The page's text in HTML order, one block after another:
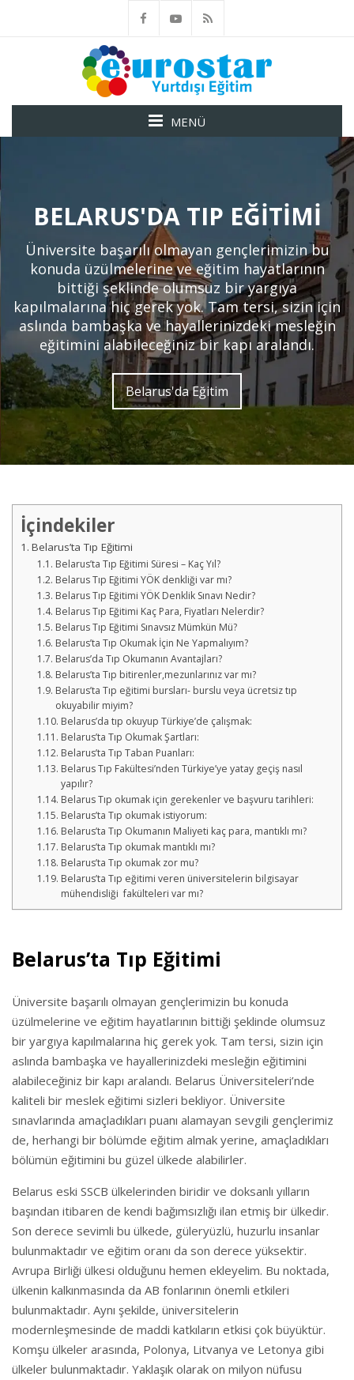
MENÜ
BELARUS'DA TIP EĞITIMI
Üniversite başarılı olmayan gençlerimizin bu
konuda üzülmelerine ve eğitim hayatlarının
bittiği şeklinde olumsuz bir yargıya
kapılmalarına hiç gerek yok. Tam tersi, sizin için
aslında bambaşka ve hayallerinizdeki mesleğin
eğitimini alabileceğiniz bir kapı aralandı.
Belarus'da Eğitim
İçindekiler
Belarus’ta Tıp Eğitimi
Belarus’ta Tıp Eğitimi Süresi – Kaç Yıl?
Belarus Tıp Eğitimi YÖK denkliği var mı?
Belarus Tıp Eğitimi YÖK Denklik Sınavı Nedir?
Belarus Tıp Eğitimi Kaç Para, Fiyatları Nelerdir?
Belarus Tıp Eğitimi Sınavsız Mümkün Mü?
Belarus’ta Tıp Okumak İçin Ne Yapmalıyım?
Belarus’da Tıp Okumanın Avantajları?
Belarus’ta Tıp bitirenler,mezunlarınız var mı?
Belarus’ta Tıp eğitimi bursları- burslu veya ücretsiz tıp
okuyabilir miyim?
Belarus’da tıp okuyup Türkiye’de çalışmak:
Belarus’ta Tıp Okumak Şartları:
Belarus’ta Tıp Taban Puanları:
Belarus Tıp Fakültesi’nden Türkiye’ye yatay geçiş nasıl
yapılır?
Belarus Tıp okumak için gerekenler ve başvuru tarihleri:
Belarus’ta Tıp okumak istiyorum:
Belarus’ta Tıp Okumanın Maliyeti kaç para, mantıklı mı?
Belarus’ta Tıp okumak mantıklı mı?
Belarus’ta Tıp okumak zor mu?
Belarus’ta Tıp eğitimi veren üniversitelerin bilgisayar
mühendisliği fakülteleri var mı?
Belarus’ta Tıp Eğitimi
Üniversite başarılı olmayan gençlerimizin bu konuda
üzülmelerine ve eğitim hayatlarının bittiği şeklinde olumsuz
bir yargıya kapılmalarına hiç gerek yok. Tam tersi, sizin için
aslında bambaşka ve hayallerinizdeki mesleğin eğitimini
alabileceğiniz bir kapı aralandı. Belarus Üniversiteleri’nde
kaliteli bir meslek eğitimi sizleri bekliyor. Üniversite
sınavlarında amaçladıkları puanı alamayan sevgili gençlerimiz
de, herhangi bir bölümde eğitim almak yerine, amaçladıkları
bölümün eğitimini bu güzel ülkede alabilirler.
Belarus eski SSCB ülkelerinden biridir ve doksanlı yılların
başından itibaren de kendi bağımsızlığı ilan etmiş bir ülkedir.
Son derece sevimli bu ülkede, güleryüzlü, huzurlu insanlar
bulunmaktadır ve eğitim oranı da son derece yüksektir.
Avrupa Birliği ülkesi olduğunu hemen ekleyelim. Bu noktada,
ülkenin kalkınmasında da AB fonlarının önemli etkileri
bulunmaktadır. Aynı şekilde, üniversitelerin
modernleşmesinde de maddi katkıların etkisi çok büyüktür.
Komşu ülkeler arasında, Polonya, Litvanya ve Letonya gibi
ülkeler bulunmaktadır. Yaklaşık olarak on milyon nüfusu